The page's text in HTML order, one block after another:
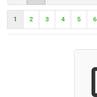
1 2 3 4 5 6